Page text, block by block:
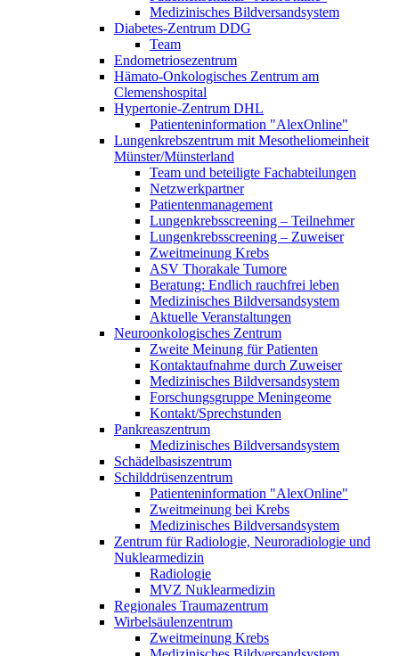
Medizinisches Bildversandsystem
Diabetes-Zentrum DDG
Team
Endometriosezentrum
Hämato-Onkologisches Zentrum am
Clemenshospital
Hypertonie-Zentrum DHL
Patienteninformation "AlexOnline"
Lungenkrebszentrum mit Mesotheliomeinheit
Münster/Münsterland
Team und beteiligte Fachabteilungen
Netzwerkpartner
Patientenmanagement
Lungenkrebsscreening – Teilnehmer
Lungenkrebsscreening – Zuweiser
Zweitmeinung Krebs
ASV Thorakale Tumore
Beratung: Endlich rauchfrei leben
Medizinisches Bildversandsystem
Aktuelle Veranstaltungen
Neuroonkologisches Zentrum
Zweite Meinung für Patienten
Kontaktaufnahme durch Zuweiser
Medizinisches Bildversandsystem
Forschungsgruppe Meningeome
Kontakt/Sprechstunden
Pankreaszentrum
Medizinisches Bildversandsystem
Schädelbasiszentrum
Schilddrüsenzentrum
Patienteninformation "AlexOnline"
Zweitmeinung bei Krebs
Medizinisches Bildversandsystem
Zentrum für Radiologie, Neuroradiologie und
Nuklearmedizin
Radiologie
MVZ Nuklearmedizin
Regionales Traumazentrum
Wirbelsäulenzentrum
Zweitmeinung Krebs